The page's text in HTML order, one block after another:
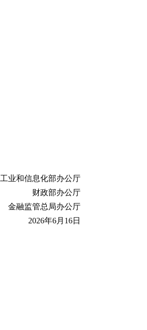
工业和信息化部办公厅
财政部办公厅
金融监管总局办公厅
2026年6月16日